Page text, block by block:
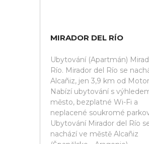
MIRADOR DEL RÍO
Ubytování (Apartmán)
Río. Mirador del Río se
Alcañiz, jen 3,9 km od
Nabízí ubytování s
město, bezplatné Wi-Fi a
neplacené soukromé
Ubytování Mirador del Río
nachází ve městě Alcañiz